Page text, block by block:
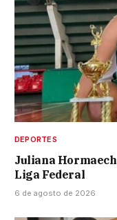
DEPORTES
Juliana
Liga Federal
6 de agosto de 2026